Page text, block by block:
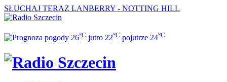
SŁUCHAJ TERAZ LANBERRY - NOTTING HILL
26°C jutro 22°C pojutrze 24°C